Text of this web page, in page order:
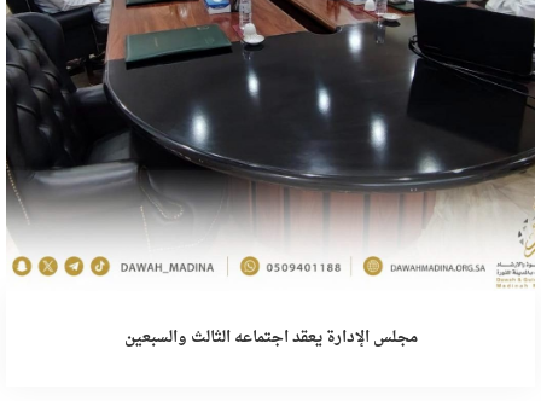
مجلس الإدارة يعقد اجتماعه الثالث والسبعين